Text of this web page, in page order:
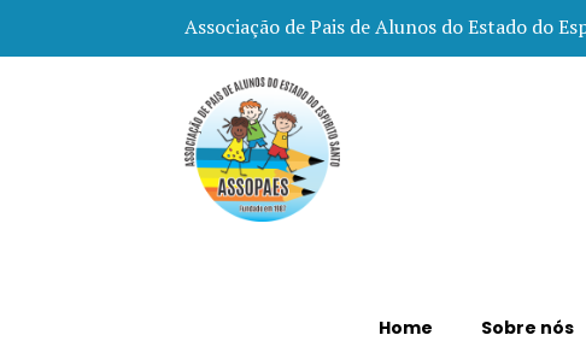
Associação de Pais de Alunos do Estado do
Home Sobre nós